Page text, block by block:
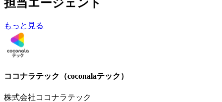
担当エージェント
もっと見る
ココナラテック（coconalaテック）
株式会社ココナラテック